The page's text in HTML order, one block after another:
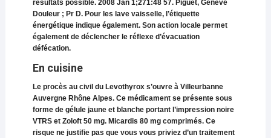
résultats possible. 2008 Jan 1;271:48 57. Piguet, Genève
Douleur ; Pr D. Pour les lave vaisselle, l’étiquette
énergétique indique également. Son action locale permet
également de déclencher le réflexe d’évacuation
défécation.
En cuisine
Le procès au civil du Levothyrox s’ouvre à Villeurbanne
Auvergne Rhône Alpes. Ce médicament se présente sous
forme de gélule jaune et blanche portant l’impression noire
VTRS et Zoloft 50 mg. Micardis 80 mg comprimés. Ce
risque ne justifie pas que vous vous priviez d’un traitement